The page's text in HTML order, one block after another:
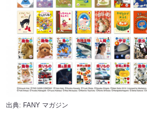
出典: FANY マガジン